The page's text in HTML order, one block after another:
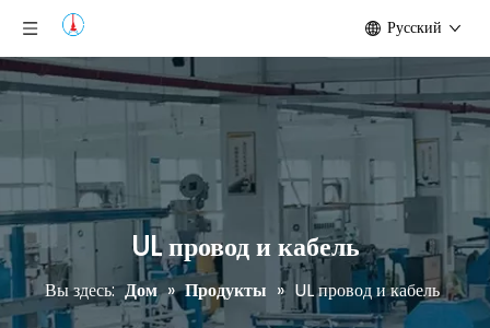
Pусский
UL провод и кабель
Вы здесь: Дом » Продукты » UL провод и кабель